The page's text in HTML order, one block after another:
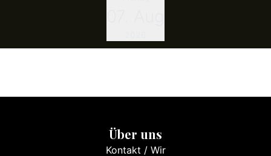
Über uns
Kontakt / Wir